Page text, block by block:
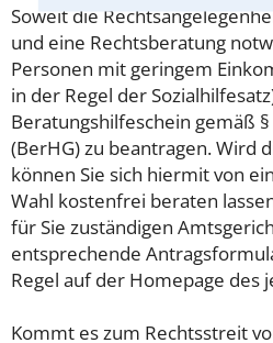
Soweit die
und eine Rechtsberatung
Personen mit geringem
in der Regel der
Beratungshilfeschein gemäß
(BerHG) zu beantragen. Wird
können Sie sich hiermit von
Wahl kostenfrei beraten
für Sie zuständigen
entsprechende
Regel auf der Homepage des
Kommt es zum Rechtsstreit